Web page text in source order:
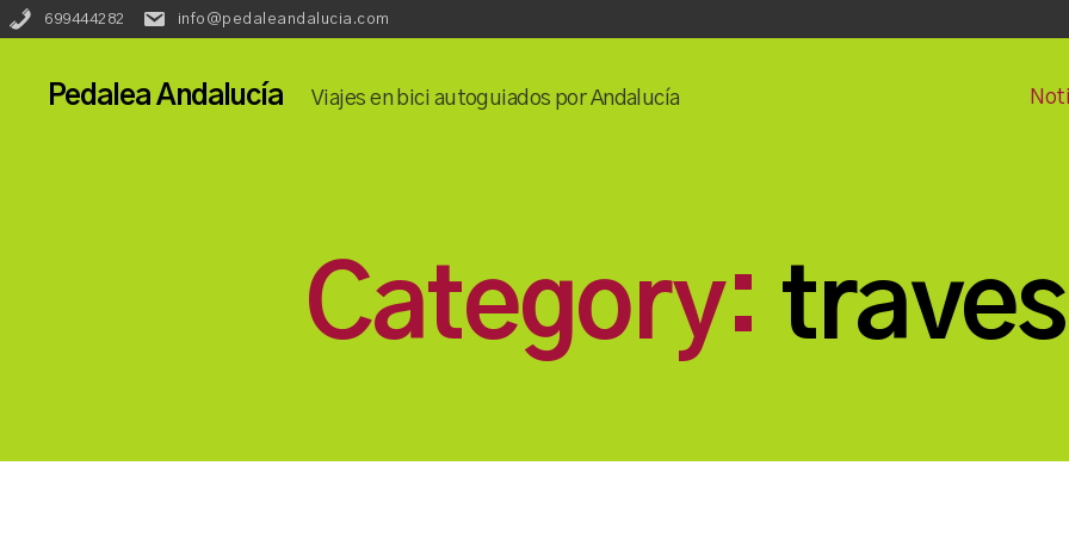
Phone:
699444282
Email:
info@pedaleandalucia.com
Redes
Language::
Pedalea Andalucía Viajes en bici autoguiados por Andalucía
Category: